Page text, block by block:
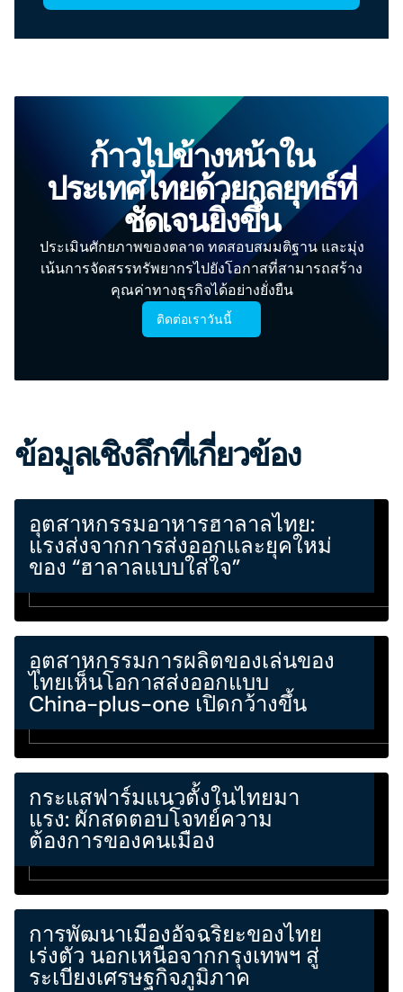
ก้าวไปข้างหน้าใน
ประเทศไทยด้วยกลยุทธ์ที่
ชัดเจนยิ่งขึ้น
ประเมินศักยภาพของตลาด ทดสอบสมมติฐาน และมุ่ง
เน้นการจัดสรรทรัพยากรไปยังโอกาสที่สามารถสร้าง
คุณค่าทางธุรกิจได้อย่างยั่งยืน
ติดต่อเราวันนี้
ข้อมูลเชิงลึกที่เกี่ยวข้อง
อุตสาหกรรมอาหารฮาลาลไทย:
แรงส่งจากการส่งออกและยุคใหม่
ของ “ฮาลาลแบบใส่ใจ”
อุตสาหกรรมการผลิตของเล่นของ
ไทยเห็นโอกาสส่งออกแบบ
China-plus-one เปิดกว้างขึ้น
กระแสฟาร์มแนวตั้งในไทยมา
แรง: ผักสดตอบโจทย์ความ
ต้องการของคนเมือง
การพัฒนาเมืองอัจฉริยะของไทย
เร่งตัว นอกเหนือจากกรุงเทพฯ สู่
ระเบียงเศรษฐกิจภูมิภาค